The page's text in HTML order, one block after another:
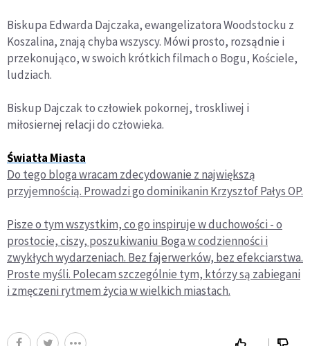
Biskupa Edwarda Dajczaka, ewangelizatora Woodstocku z
Koszalina, znają chyba wszyscy. Mówi prosto, rozsądnie i
przekonująco, w swoich krótkich filmach o Bogu, Kościele,
ludziach.
Biskup Dajczak to człowiek pokornej, troskliwej i
miłosiernej relacji do człowieka.
Światła Miasta
Do tego bloga wracam zdecydowanie z największą
przyjemnością. Prowadzi go dominikanin Krzysztof Pałys OP.
Pisze o tym wszystkim, co go inspiruje w duchowości - o
prostocie, ciszy, poszukiwaniu Boga w codzienności i
zwykłych wydarzeniach. Bez fajerwerków, bez efekciarstwa.
Proste myśli. Polecam szczególnie tym, którzy są zabiegani
i zmęczeni rytmem życia w wielkich miastach.